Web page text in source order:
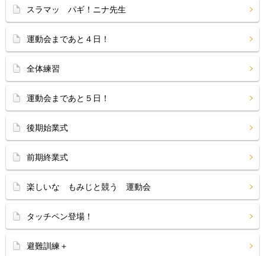
スラマッ パギ！ニナ先生
運動会まであと４日！
全体練習
運動会まであと５日！
後期始業式
前期終業式
楽しいな もみじと競う 運動会
タッチペン登場！
避難訓練＋